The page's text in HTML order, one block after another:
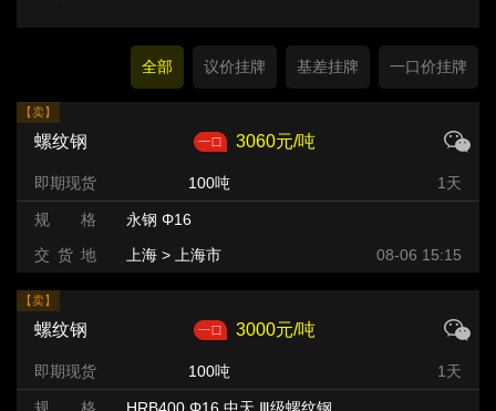
万辆，同比去年同期增长1%，较上月同期下降
5%，今年以来累计批发1,478.8万辆，同比下降
辆，同比去年同期下降2%，较上月同期下降4%，
今年以来累计零售567.5万辆，同比下降12%；7月
1-31日，全国乘用车厂商新能源批发146.3万辆，同
比去年同期增长24%，较上月同期下降1%，今年以
来累计批发825.1万辆，同比增长8%。
全部 议价挂牌 基差挂牌 一口价挂牌
【卖】
螺纹钢 3060元/吨
即期现货 100吨 1天
规 格
永钢 Φ16
交 货 地
上海 > 上海市 08-06 15:15
【卖】
螺纹钢 3000元/吨
即期现货 100吨 1天